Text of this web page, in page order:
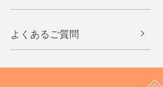
よくあるご質問